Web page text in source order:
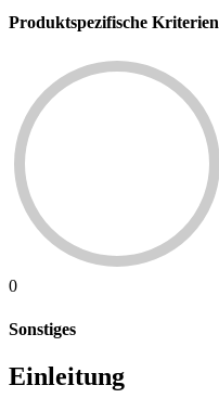
Produktspezifische Kriterien
0
Sonstiges
Einleitung